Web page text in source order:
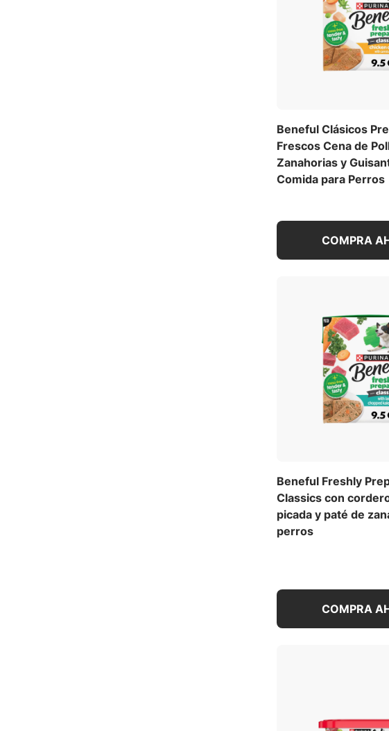
Beneful Clásicos
Frescos Cena de
Zanahorias y
Comida para Perros
COMPRA
Beneful Freshly
Classics con
picada y paté de
perros
COMPRA